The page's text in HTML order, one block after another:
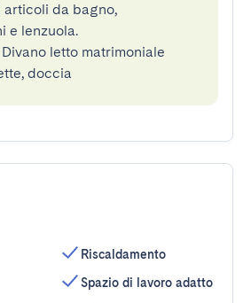
articoli da bagno,
e lenzuola.
Divano letto matrimoniale
doccia
Riscaldamento
Spazio di lavoro adatto